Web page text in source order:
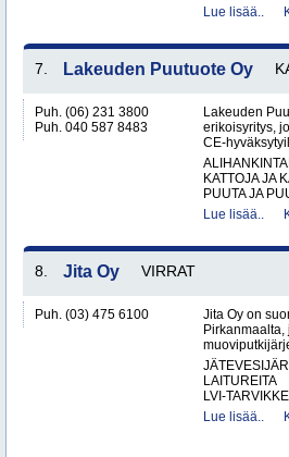
Lue lisää..
7. Lakeuden Puutuote Oy
Puh. (06) 231 3800
Puh. 040 587 8483
Lakeuden
erikoisyritys,
CE-
KATTOJA JA
PUUTA JA
Lue lisää..
8. Jita Oy VIRRAT
Puh. (03) 475 6100
Jita Oy on
LAITUREITA
LVI-
Lue lisää..